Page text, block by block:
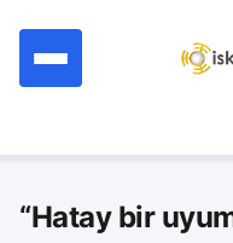
“Hatay bir